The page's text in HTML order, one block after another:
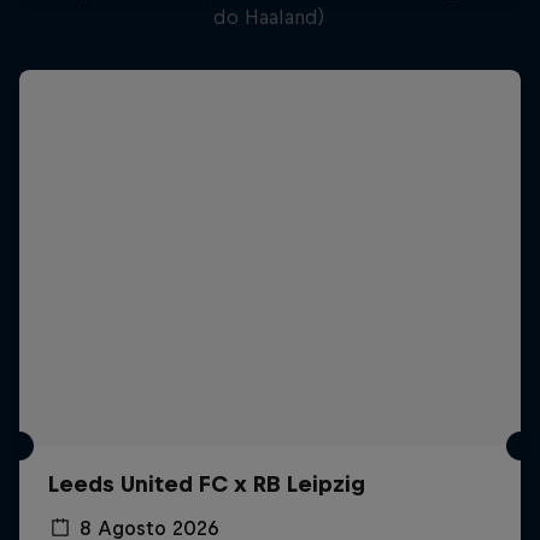
do Haaland)
Leeds United FC x RB Leipzig
8 Agosto 2026